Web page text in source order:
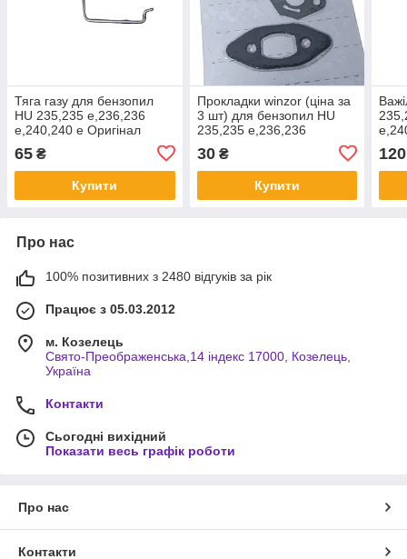
Тяга газу для бензопил
HU 235,235 e,236,236
e,240,240 e Оригінал
65 ₴
Купити
Прокладки winzor (ціна за
3 шт) для бензопил HU
235,235 e,236,236
30₴
Купити
120
Про нас
100% позитивних з 2480 відгуків за рік
Працює з 05.03.2012
м. Козелець
Свято-Преображенська,14 індекс 17000, Козелець,
Україна
Контакти
Сьогодні вихідний
Показати весь графік роботи
Про нас
Контакти